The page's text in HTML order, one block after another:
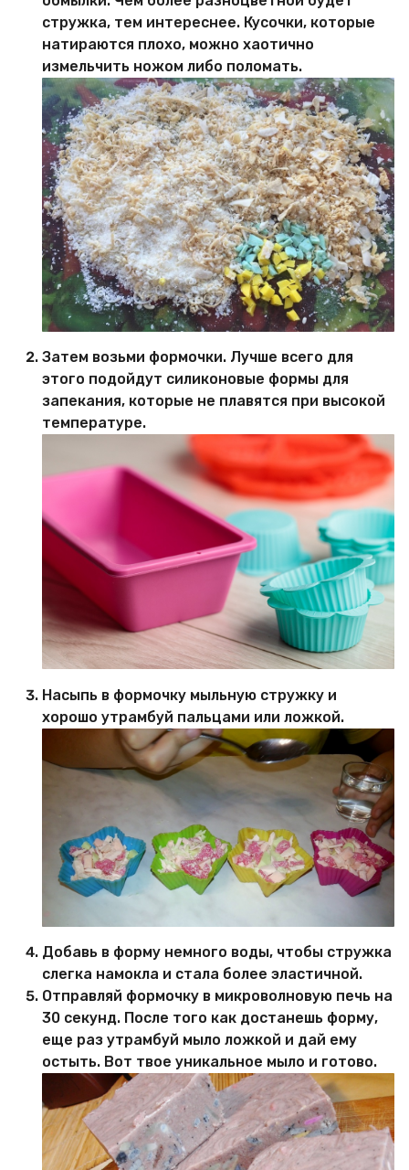
стружка, тем интереснее. Кусочки, которые
натираются плохо, можно хаотично
измельчить ножом либо поломать.
Затем возьми формочки. Лучше всего для
этого подойдут силиконовые формы для
запекания, которые не плавятся при высокой
температуре.
Насыпь в формочку мыльную стружку и
хорошо утрамбуй пальцами или ложкой.
Добавь в форму немного воды, чтобы стружка
слегка намокла и стала более эластичной.
Отправляй формочку в микроволновую печь на
30 секунд. После того как достанешь форму,
еще раз утрамбуй мыло ложкой и дай ему
остыть. Вот твое уникальное мыло и готово.